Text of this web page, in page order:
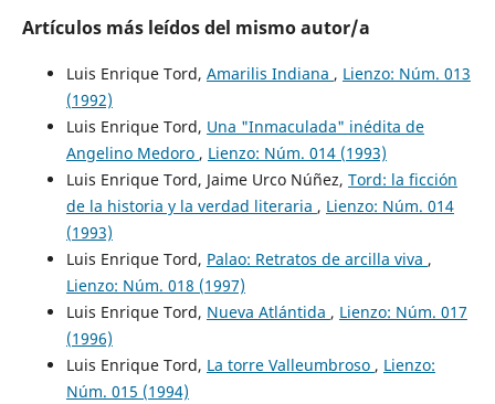
Artículos más leídos del mismo autor/a
Luis Enrique Tord, Amarilis Indiana , Lienzo: Núm. 013
(1992)
Luis Enrique Tord, Una "Inmaculada" inédita de
Angelino Medoro , Lienzo: Núm. 014 (1993)
Luis Enrique Tord, Jaime Urco Núñez, Tord: la ficción
de la historia y la verdad literaria , Lienzo: Núm. 014
(1993)
Luis Enrique Tord, Palao: Retratos de arcilla viva ,
Lienzo: Núm. 018 (1997)
Luis Enrique Tord, Nueva Atlántida , Lienzo: Núm. 017
(1996)
Luis Enrique Tord, La torre Valleumbroso , Lienzo:
Núm. 015 (1994)